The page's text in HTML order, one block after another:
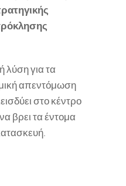
λύση για τα
απεντόμωση
στο κέντρο
βρει τα έντομα